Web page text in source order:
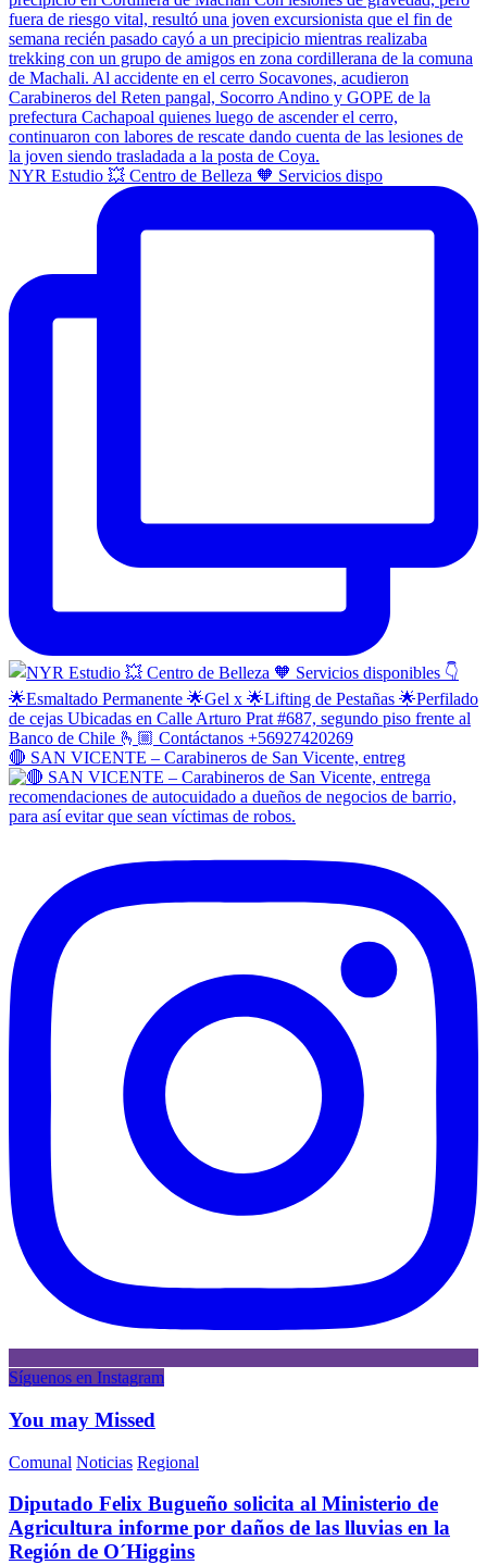
NYR Estudio 💥 Centro de Belleza 🧡 Servicios dispo
🔴 SAN VICENTE – Carabineros de San Vicente, entreg
Síguenos en Instagram
You may Missed
Comunal Noticias Regional
Diputado Felix Bugueño solicita al Ministerio de
Agricultura informe por daños de las lluvias en la
Región de O´Higgins